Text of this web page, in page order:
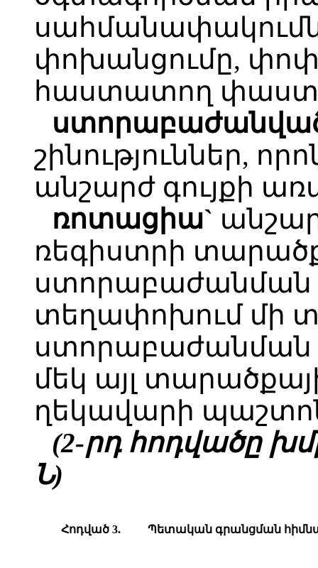
փոխանցումը,
հաստատող
ստորաբաժանված
շինություններ,
անշարժ գույքի
ռոտացիա`
ռեգիստրի
ստորաբաժանման
տեղափոխում մի
ստորաբաժանման
մեկ այլ
ղեկավարի
(2-րդ հոդվածը
Ն)
Հոդված 3. Պետական գրանցման